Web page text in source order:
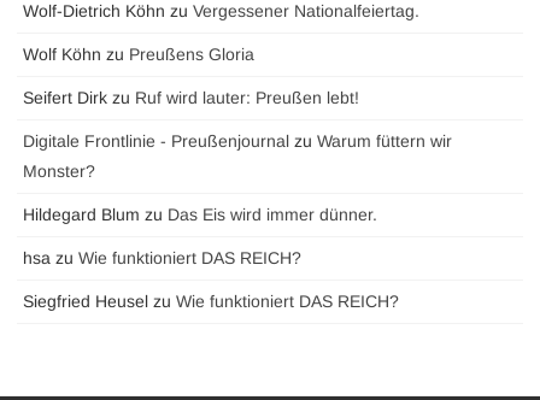
Wolf-Dietrich Köhn zu Vergessener Nationalfeiertag.
Wolf Köhn zu Preußens Gloria
Seifert Dirk zu Ruf wird lauter: Preußen lebt!
Digitale Frontlinie - Preußenjournal zu Warum füttern wir
Monster?
Hildegard Blum zu Das Eis wird immer dünner.
hsa zu Wie funktioniert DAS REICH?
Siegfried Heusel zu Wie funktioniert DAS REICH?